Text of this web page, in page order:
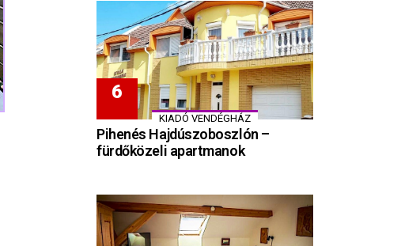
KIADÓ VENDÉGHÁZ
Pihenés Hajdúszoboszlón –
fürdőközeli apartmanok